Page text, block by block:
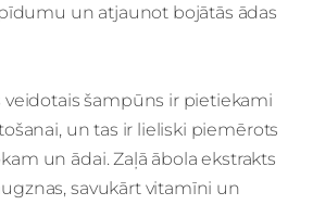
un atjaunot bojātās ādas
veidotais šampūns ir pietiekami
un tas ir lieliski piemērots
un ādai. Zaļā ābola ekstrakts
savukārt vitamīni un